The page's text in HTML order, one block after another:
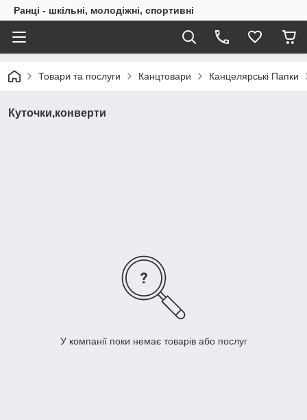
Ранці - шкільні, молодіжні, спортивні
Товари та послуги Канцтовари Канцелярські Папки
Куточки,конверти
У компанії поки немає товарів або послуг